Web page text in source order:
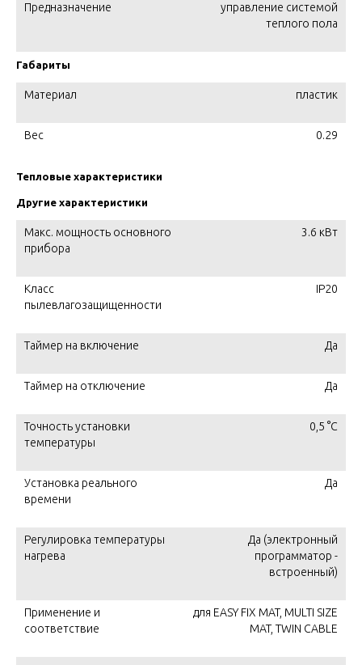
Предназначение
управление системой
теплого пола
Габариты
Материал пластик
Вес 0.29
Тепловые характеристики
Другие характеристики
Макс. мощность основного
прибора
3.6 кВт
Класс
пылевлагозащищенности
IP20
Таймер на включение Да
Таймер на отключение Да
Точность установки
температуры
0,5 °С
Установка реального
времени
Да
Регулировка температуры
нагрева
Да (электронный
программатор -
встроенный)
Применение и
соответствие
для EASY FIX MAT, MULTI SIZE
MAT, TWIN CABLE